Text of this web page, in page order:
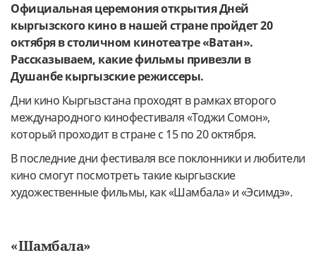
Официальная церемония открытия Дней
кыргызского кино в нашей стране пройдет 20
октября в столичном кинотеатре «Ватан».
Рассказываем, какие фильмы привезли в
Душанбе кыргызские режиссеры.
Дни кино Кыргызстана проходят в рамках второго
международного кинофестиваля «Тоджи Сомон»,
который проходит в стране с 15 по 20 октября.
В последние дни фестиваля все поклонники и любители
кино смогут посмотреть такие кыргызские
художественные фильмы, как «Шамбала» и «Эсимдэ».
«Шамбала»